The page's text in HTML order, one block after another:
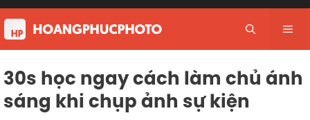
Skip
to
content
30s học ngay cách làm chủ ánh
sáng khi chụp ảnh sự kiện